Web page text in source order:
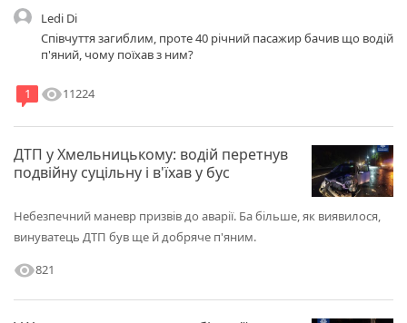
Ledi Di
Співчуття загиблим, проте 40 річний пасажир бачив що водій
п'яний, чому поїхав з ним?
1 visibility11224
ДТП у Хмельницькому: водій перетнув
подвійну суцільну і в'їхав у бус
Небезпечний маневр призвів до аварії. Ба більше, як виявилося,
винуватець ДТП був ще й добряче п'яним.
visibility821